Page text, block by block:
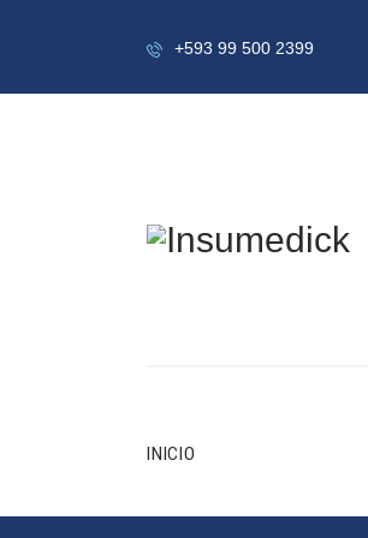
+593 99 500 2399
INICIO